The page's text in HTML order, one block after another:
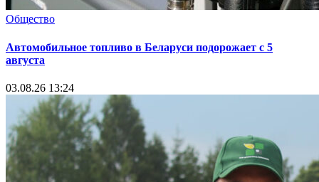
Общество
Автомобильное топливо в Беларуси подорожает с 5
августа
03.08.26 13:24